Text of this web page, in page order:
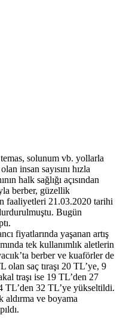
solunum vb. yollarla
insan sayısını hızla
halk sağlığı açısından
berber, güzellik
faaliyetleri 21.03.2020 tarihi
Bugün
fiyatlarında yaşanan artış
tek kullanımlık aletlerin
berber ve kuaförler de
olan saç tıraşı 20 TL’ye, 9
traşı ise 19 TL’den 27
TL’den 32 TL’ye yükseltildi.
aldırma ve boyama